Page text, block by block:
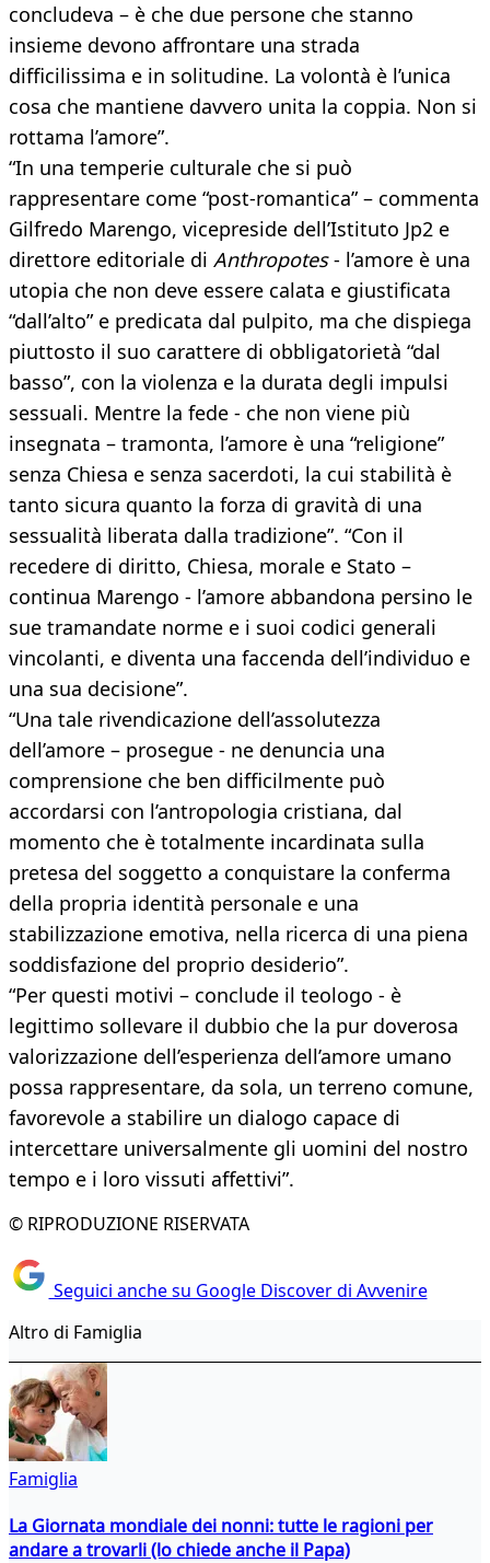
concludeva – è che due persone che stanno
insieme devono affrontare una strada
difficilissima e in solitudine. La volontà è l’unica
cosa che mantiene davvero unita la coppia. Non si
rottama l’amore”.
“In una temperie culturale che si può
rappresentare come “post-romantica” – commenta
Gilfredo Marengo, vicepreside dell’Istituto Jp2 e
direttore editoriale di Anthropotes- l’amore è una
utopia che non deve essere calata e giustificata
“dall’alto” e predicata dal pulpito, ma che dispiega
piuttosto il suo carattere di obbligatorietà “dal
basso”, con la violenza e la durata degli impulsi
sessuali. Mentre la fede - che non viene più
insegnata – tramonta, l’amore è una “religione”
senza Chiesa e senza sacerdoti, la cui stabilità è
tanto sicura quanto la forza di gravità di una
sessualità liberata dalla tradizione”. “Con il
recedere di diritto, Chiesa, morale e Stato –
continua Marengo - l’amore abbandona persino le
sue tramandate norme e i suoi codici generali
vincolanti, e diventa una faccenda dell’individuo e
una sua decisione”.
“Una tale rivendicazione dell’assolutezza
dell’amore – prosegue - ne denuncia una
comprensione che ben difficilmente può
accordarsi con l’antropologia cristiana, dal
momento che è totalmente incardinata sulla
pretesa del soggetto a conquistare la conferma
della propria identità personale e una
stabilizzazione emotiva, nella ricerca di una piena
soddisfazione del proprio desiderio”.
“Per questi motivi – conclude il teologo - è
legittimo sollevare il dubbio che la pur doverosa
valorizzazione dell’esperienza dell’amore umano
possa rappresentare, da sola, un terreno comune,
favorevole a stabilire un dialogo capace di
intercettare universalmente gli uomini del nostro
tempo e i loro vissuti affettivi”.
© RIPRODUZIONE RISERVATA
Seguici anche su Google Discover di Avvenire
Altro di Famiglia
Famiglia
La Giornata mondiale dei nonni: tutte le ragioni per
andare a trovarli (lo chiede anche il Papa)